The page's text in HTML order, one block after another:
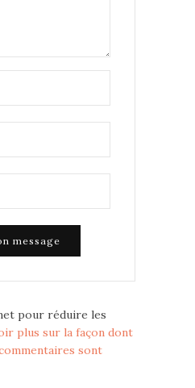
pour réduire les
plus sur la façon dont
sont